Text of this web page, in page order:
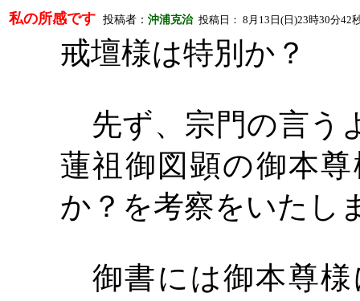
私の所感です 投稿者： 沖浦克治 投稿日： 8 月 13 日 ( 日 )23時30分42
戒壇様は特別か？
先ず、宗門の言う
蓮祖御図顕の御本
か？を考察をいたし
御書には御本尊様